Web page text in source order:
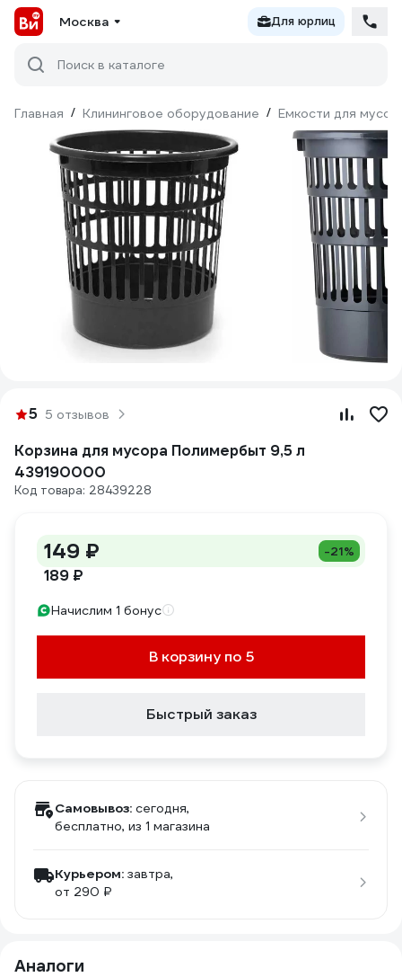
Москва Для юрлиц
Поиск в каталоге
Главная / Клининговое оборудование / Емкости для
5 5 отзывов
Корзина для мусора Полимербыт 9,5 л
439190000
Код товара: 28439228
149 ₽ -21%
189 ₽
Начислим 1 бонус
В корзину по 5
Быстрый заказ
Самовывоз: сегодня,
бесплатно, из 1 магазина
Курьером: завтра,
от 290 ₽
Аналоги